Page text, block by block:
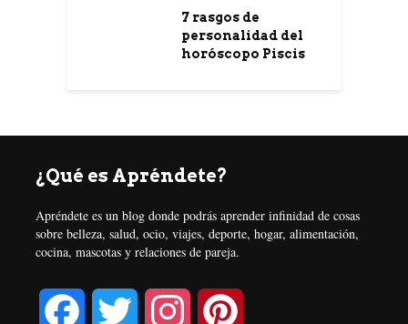
7 rasgos de
personalidad del
horóscopo Piscis
¿Qué es Apréndete?
Apréndete es un blog donde podrás aprender infinidad de cosas
sobre belleza, salud, ocio, viajes, deporte, hogar, alimentación,
cocina, mascotas y relaciones de pareja.